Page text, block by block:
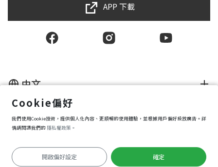
前往APP遊玩
APP 下載
隱私權保護政策
資訊安全政策
Copyright © 2025 Popworld Inc. All Rights Reserved.
中文
Cookie偏好
我們使用Cookie技術，提供個人化內容、更順暢的使用體驗，並根據用戶偏好投放廣告。詳
情請閱讀我們的 隱私權政策。
開啟偏好設定 確定